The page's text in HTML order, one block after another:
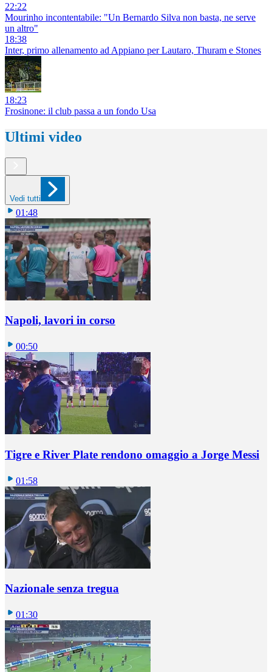
22:22
Mourinho incontentabile: "Un Bernardo Silva non basta, ne serve
un altro"
18:38
Inter, primo allenamento ad Appiano per Lautaro, Thuram e Stones
18:23
Frosinone: il club passa a un fondo Usa
Ultimi video
Vedi tutti
01:48
Napoli, lavori in corso
00:50
Tigre e River Plate rendono omaggio a Jorge Messi
01:58
Nazionale senza tregua
01:30